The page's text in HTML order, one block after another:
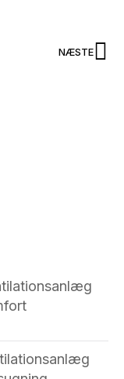
NÆSTE